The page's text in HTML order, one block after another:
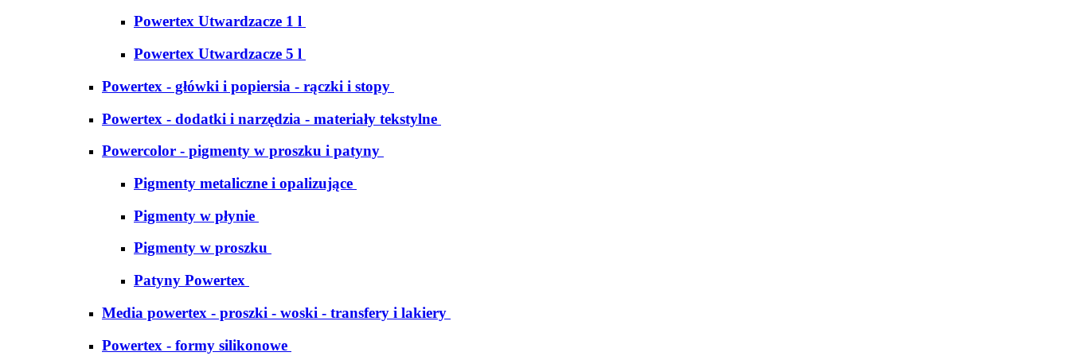
Powertex Utwardzacze 1 l
Powertex Utwardzacze 5 l
Powertex - główki i popiersia - rączki i stopy
Powertex - dodatki i narzędzia - materiały tekstylne
Powercolor - pigmenty w proszku i patyny
Pigmenty metaliczne i opalizujące
Pigmenty w płynie
Pigmenty w proszku
Patyny Powertex
Media powertex - proszki - woski - transfery i lakiery
Powertex - formy silikonowe